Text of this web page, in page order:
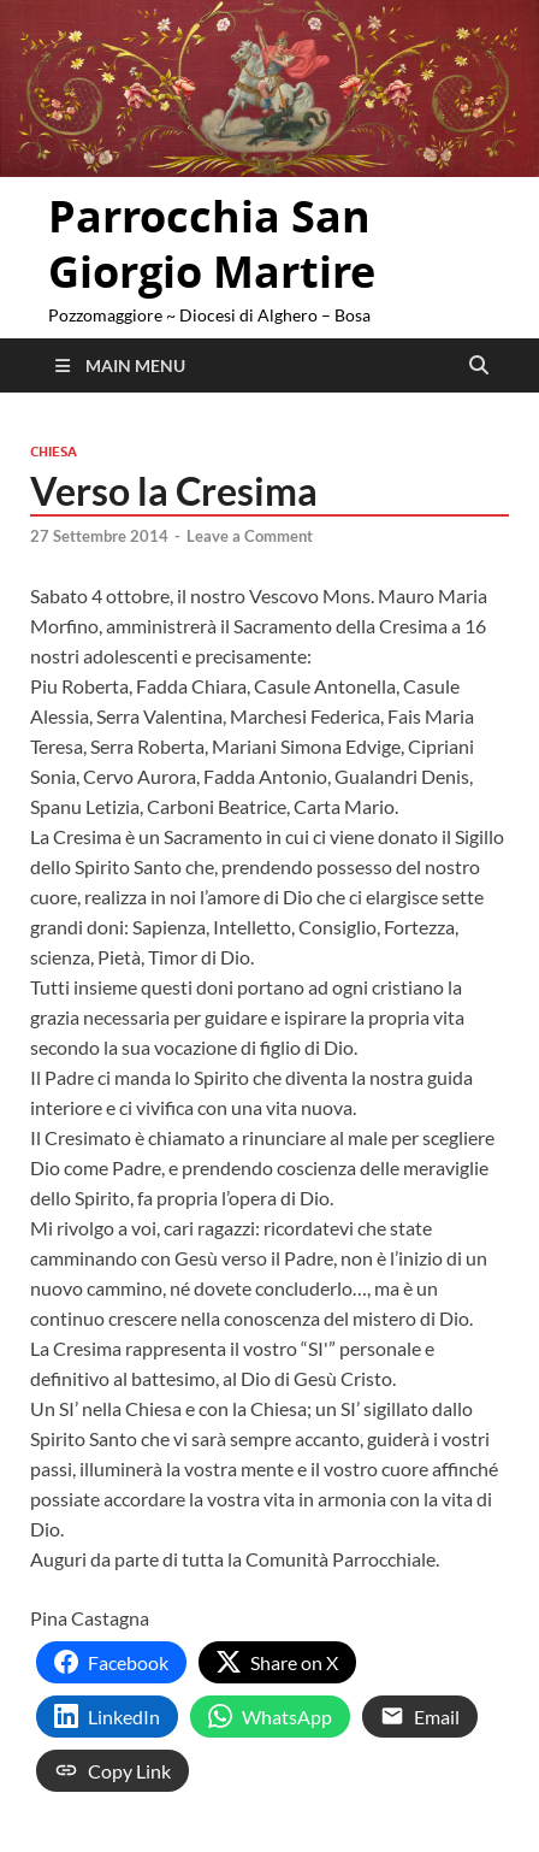
Parrocchia San
Giorgio Martire
Pozzomaggiore ~ Diocesi di Alghero – Bosa
MAIN MENU
CHIESA
Verso la Cresima
27 Settembre 2014 - Leave a Comment
Sabato 4 ottobre, il nostro Vescovo Mons. Mauro Maria
Morfino, amministrerà il Sacramento della Cresima a 16
nostri adolescenti e precisamente:
Piu Roberta, Fadda Chiara, Casule Antonella, Casule
Alessia, Serra Valentina, Marchesi Federica, Fais Maria
Teresa, Serra Roberta, Mariani Simona Edvige, Cipriani
Sonia, Cervo Aurora, Fadda Antonio, Gualandri Denis,
Spanu Letizia, Carboni Beatrice, Carta Mario.
La Cresima è un Sacramento in cui ci viene donato il Sigillo
dello Spirito Santo che, prendendo possesso del nostro
cuore, realizza in noi l’amore di Dio che ci elargisce sette
grandi doni: Sapienza, Intelletto, Consiglio, Fortezza,
scienza, Pietà, Timor di Dio.
Tutti insieme questi doni portano ad ogni cristiano la
grazia necessaria per guidare e ispirare la propria vita
secondo la sua vocazione di figlio di Dio.
Il Padre ci manda lo Spirito che diventa la nostra guida
interiore e ci vivifica con una vita nuova.
Il Cresimato è chiamato a rinunciare al male per scegliere
Dio come Padre, e prendendo coscienza delle meraviglie
dello Spirito, fa propria l’opera di Dio.
Mi rivolgo a voi, cari ragazzi: ricordatevi che state
camminando con Gesù verso il Padre, non è l’inizio di un
nuovo cammino, né dovete concluderlo…, ma è un
continuo crescere nella conoscenza del mistero di Dio.
La Cresima rappresenta il vostro “SI'” personale e
definitivo al battesimo, al Dio di Gesù Cristo.
Un SI’ nella Chiesa e con la Chiesa; un SI’ sigillato dallo
Spirito Santo che vi sarà sempre accanto, guiderà i vostri
passi, illuminerà la vostra mente e il vostro cuore affinché
possiate accordare la vostra vita in armonia con la vita di
Dio.
Auguri da parte di tutta la Comunità Parrocchiale.
Pina Castagna
Facebook
Share on X
LinkedIn WhatsApp Email
Copy Link